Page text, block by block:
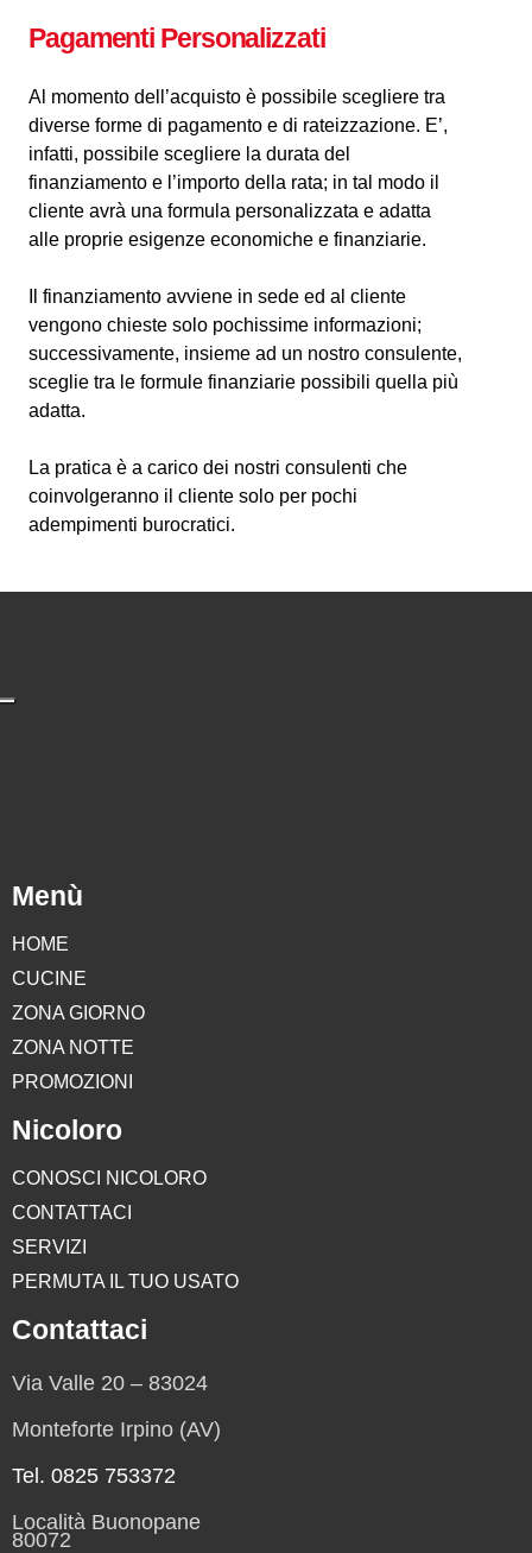
Pagamenti Personalizzati
Al momento dell’acquisto è possibile scegliere tra
diverse forme di pagamento e di rateizzazione. E’,
infatti, possibile scegliere la durata del
finanziamento e l’importo della rata; in tal modo il
cliente avrà una formula personalizzata e adatta
alle proprie esigenze economiche e finanziarie.
Il finanziamento avviene in sede ed al cliente
vengono chieste solo pochissime informazioni;
successivamente, insieme ad un nostro consulente,
sceglie tra le formule finanziarie possibili quella più
adatta.
La pratica è a carico dei nostri consulenti che
coinvolgeranno il cliente solo per pochi
adempimenti burocratici.
Menù
HOME
CUCINE
ZONA GIORNO
ZONA NOTTE
PROMOZIONI
Nicoloro
CONOSCI NICOLORO
CONTATTACI
SERVIZI
PERMUTA IL TUO USATO
Contattaci
Via Valle 20 – 83024
Monteforte Irpino (AV)
Tel. 0825 753372
Località Buonopane
80072